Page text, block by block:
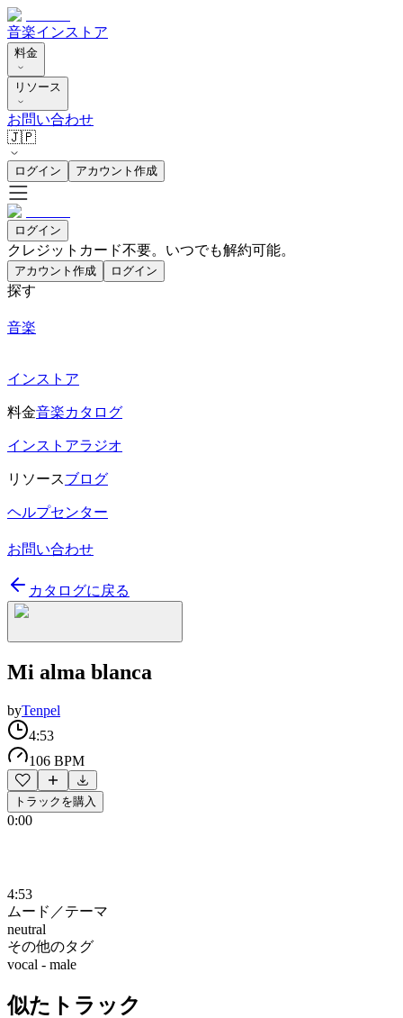
音楽インストア
料金
リソース
お問い合わせ
🇯🇵
ログイン アカウント作成
ログイン
クレジットカード不要。いつでも解約可能。
アカウント作成 ログイン
探す
音楽
インストア
料金音楽カタログ
インストアラジオ
リソースブログ
ヘルプセンター
お問い合わせ
カタログに戻る
Mi alma blanca
byTenpel
4:53
106 BPM
トラックを購入
0:00
4:53
ムード／テーマ
neutral
その他のタグ
vocal - male
似たトラック